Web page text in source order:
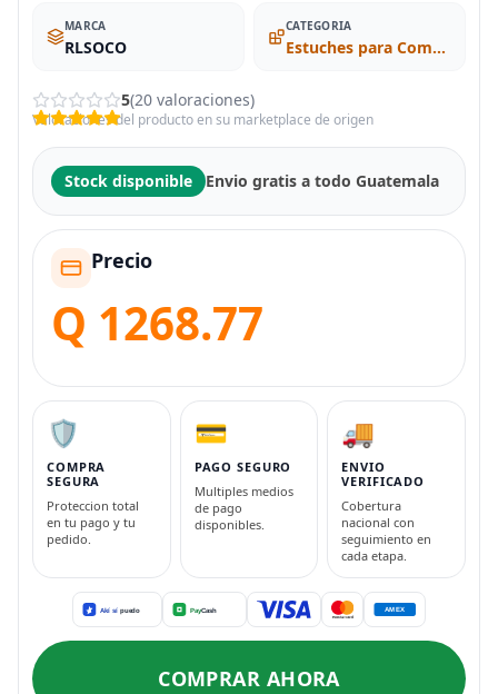
MARCA
RLSOCO
CATEGORIA
Estuches para Computadoras
5(20 valoraciones)
Valoraciones del producto en su marketplace de origen
Stock disponible Envio gratis a todo Guatemala
Precio
Q 1268.77
🛡️
COMPRA
SEGURA
Proteccion total
en tu pago y tu
pedido.
💳
PAGO SEGURO
Multiples medios
de pago
disponibles.
🚚
ENVIO
VERIFICADO
Cobertura
nacional con
seguimiento en
cada etapa.
COMPRAR AHORA